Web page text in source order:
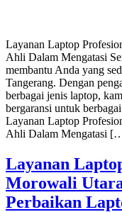
Layanan Laptop
Ahli Dalam Mengatasi
membantu Anda yang
Tangerang. Dengan
berbagai jenis laptop,
bergaransi untuk
Layanan Laptop
Ahli Dalam Mengatasi
Layanan
Morowali
Perbaikan